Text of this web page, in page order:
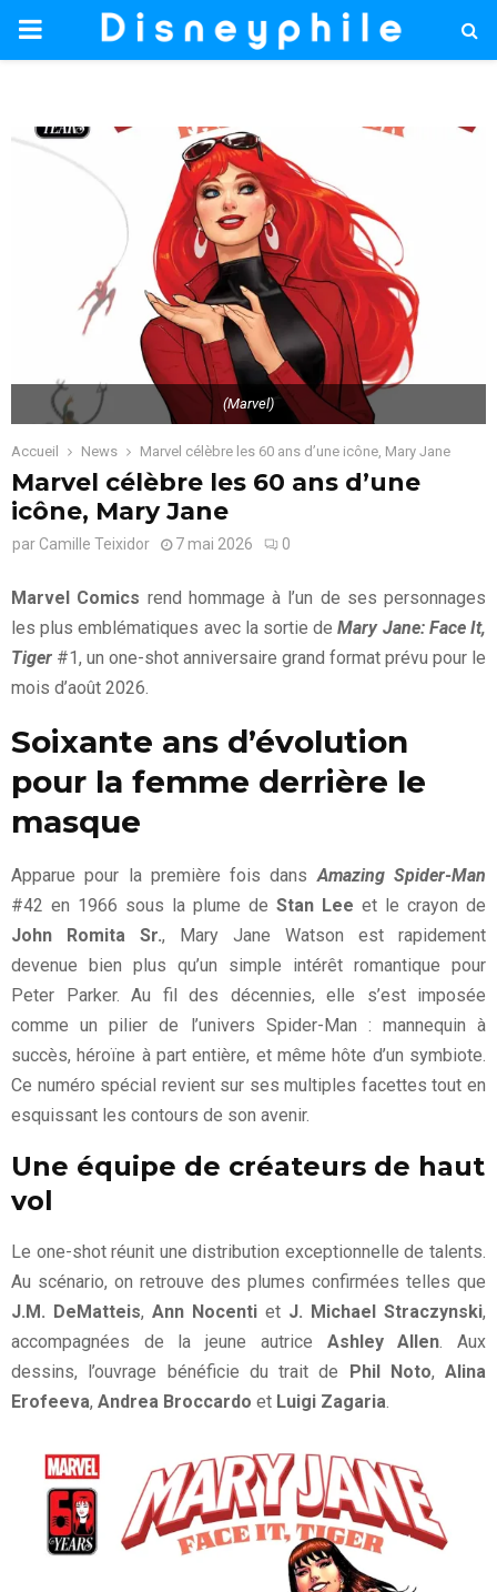
PRIMARY
(Marvel)
Accueil News Marvel célèbre les 60 ans d’une icône, Mary Jane
Marvel célèbre les 60 ans d’une
icône, Mary Jane
par Camille Teixidor 7 mai 2026 0
Marvel Comics rend hommage à l’un de ses personnages
les plus emblématiques avec la sortie deMary Jane: Face It,
Tiger #1, un one-shot anniversaire grand format prévu pour le
mois d’août 2026.
Soixante ans d’évolution
pour la femme derrière le
masque
Apparue pour la première fois dans Amazing Spider-Man
#42 en 1966 sous la plume de Stan Lee et le crayon de
John Romita Sr., Mary Jane Watson est rapidement
devenue bien plus qu’un simple intérêt romantique pour
Peter Parker. Au fil des décennies, elle s’est imposée
comme un pilier de l’univers Spider-Man : mannequin à
succès, héroïne à part entière, et même hôte d’un symbiote.
Ce numéro spécial revient sur ses multiples facettes tout en
esquissant les contours de son avenir.
Une équipe de créateurs de haut
vol
Le one-shot réunit une distribution exceptionnelle de talents.
Au scénario, on retrouve des plumes confirmées telles que
J.M. DeMatteis, Ann Nocenti et J. Michael Straczynski,
accompagnées de la jeune autrice Ashley Allen . Aux
dessins, l’ouvrage bénéficie du trait de Phil Noto, Alina
Erofeeva, Andrea Broccardo et Luigi Zagaria